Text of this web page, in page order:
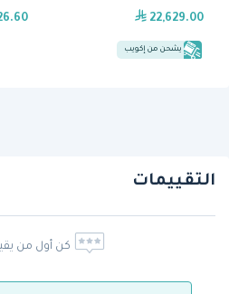
22,629.00
يشحن من إكويب
التقييمات
كن أول من